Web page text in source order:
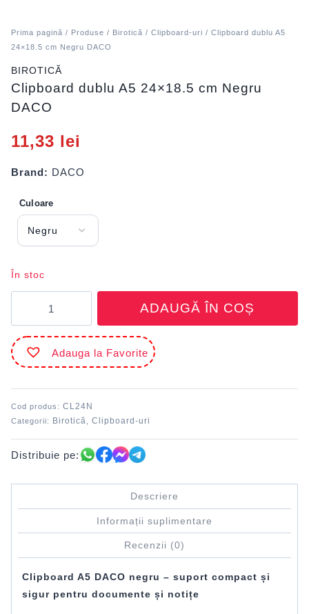
Prima pagină / Produse / Birotică / Clipboard-uri / Clipboard dublu A5
24×18.5 cm Negru DACO
BIROTICĂ
Clipboard dublu A5 24×18.5 cm Negru
DACO
11,33 lei
Brand: DACO
Culoare
În stoc
Clipboard
dublu
A5
24x18.5
cm
ADAUGĂ ÎN COȘ
Adauga la Favorite
Cod produs: CL24N
Categorii: Birotică, Clipboard-uri
Distribuie pe:
Descriere
Informații suplimentare
Recenzii (0)
Clipboard A5 DACO negru – suport compact și
sigur pentru documente și notițe